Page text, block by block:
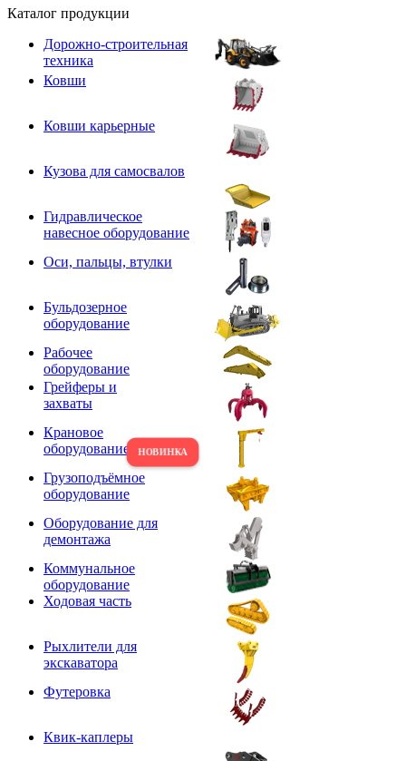
Каталог продукции
Дорожно-строительная
техника
Ковши
Ковши карьерные
Кузова для самосвалов
Гидравлическое
навесное оборудование
Оси, пальцы, втулки
Бульдозерное
оборудование
Рабочее
оборудование
Грейферы и
захваты
Крановое
оборудование
Грузоподъёмное
оборудование
Оборудование для
демонтажа
Коммунальное
оборудование
Ходовая часть
Рыхлители для
экскаватора
Футеровка
Квик-каплеры